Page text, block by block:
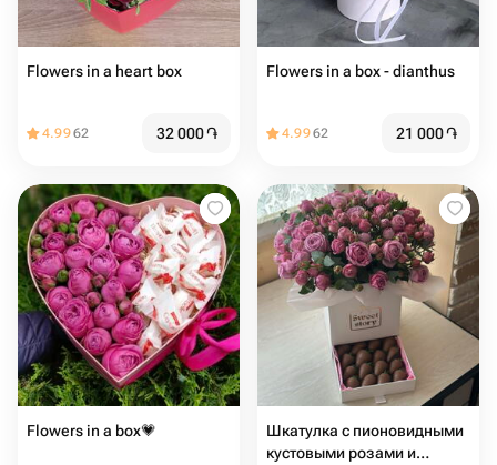
Flowers in a heart box
4.9962 32 000֏
Flowers in a box - dianthus
4.9962 21 000֏
Flowers in a box💗
Шкатулка с пионовидными
кустовыми розами и